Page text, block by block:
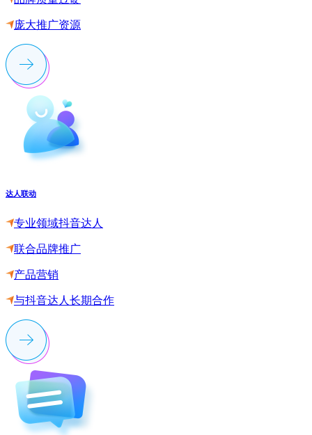
庞大推广资源
达人联动
专业领域抖音达人
联合品牌推广
产品营销
与抖音达人长期合作